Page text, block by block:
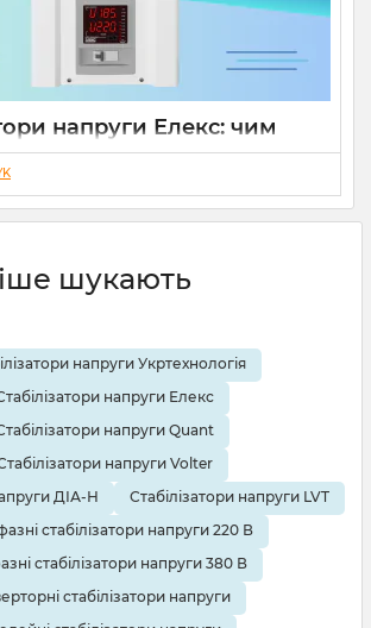
напруги Елекс: чим
серії Ампер, Герц і
інженерів)
0 10 хвилин
шукають
напруги Укртехнологія
напруги Елекс
напруги Quant
напруги Volter
ДІА-Н
Стабілізатори напруги LVT
стабілізатори напруги 220 В
стабілізатори напруги 380 В
стабілізатори напруги